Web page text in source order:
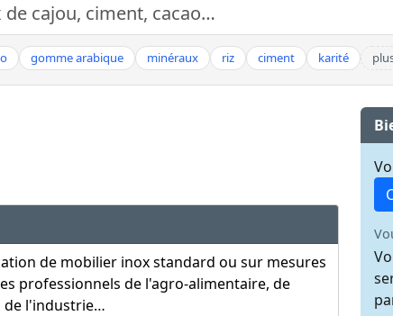
gomme arabique minéraux riz ciment karité
de mobilier inox standard ou sur mesures
professionnels de l'agro-alimentaire, de
de l'industrie…